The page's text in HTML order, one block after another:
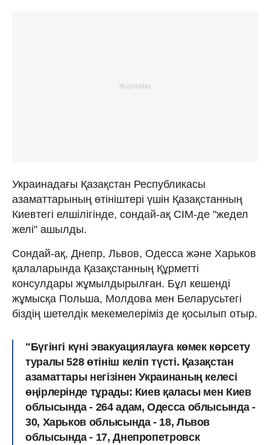
Украинадағы Қазақстан Республикасы
азаматтарының өтініштері үшін Қазақстанның
Киевтегі елшілігінде, сондай-ақ СІМ-де "жедел
желі" ашылды.
Сондай-ақ, Днепр, Львов, Одесса және Харьков
қалаларында Қазақстанның Құрметті
консулдары жұмылдырылған. Бұл кешенді
жұмысқа Польша, Молдова мен Беларусьтегі
біздің шетелдік мекемелеріміз де қосылып отыр.
"Бүгінгі күні эвакуациялауға көмек көрсету
туралы 528 өтініш келіп түсті. Қазақстан
азаматтары негізінен Украинаның келесі
өңірлерінде тұрады: Киев қаласы мен Киев
облысында - 264 адам, Одесса облысында -
30, Харьков облысында - 18, Львов
облысында - 17, Днепропетровск